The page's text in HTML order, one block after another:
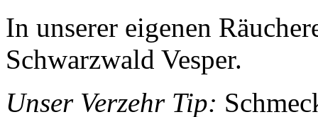
In unserer eigenen
Schwarzwald Vesper.
Unser Verzehr Tip: